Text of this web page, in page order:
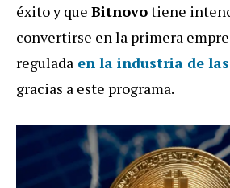
éxito y que Bitnovotiene
convertirse en la primera
regulada en la industria de
gracias a este programa.